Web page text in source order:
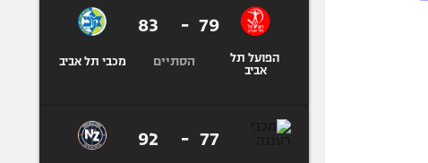
הפועל תל
אביב
79
-
83
הסתיים מכבי תל אביב
77
-
92